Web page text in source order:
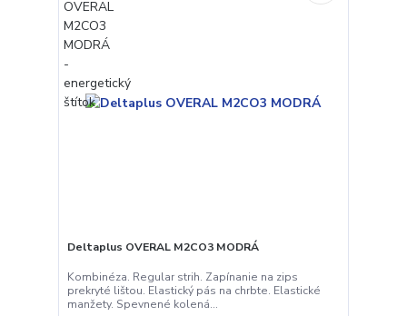
Deltaplus OVERAL M2CO3 MODRÁ
Kombinéza. Regular strih. Zapínanie na zips
prekryté lištou. Elastický pás na chrbte. Elastické
manžety. Spevnené kolená...